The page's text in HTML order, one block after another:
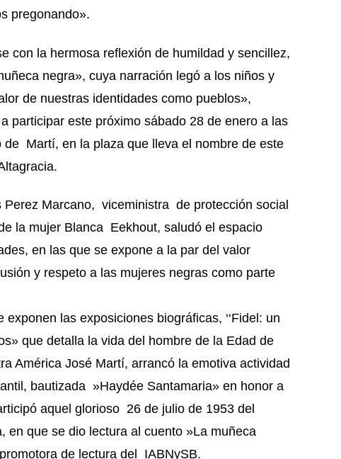
pregonando».
con la hermosa reflexión de humildad y sencillez,
negra», cuya narración legó a los niños y
de nuestras identidades como pueblos»,
participar este próximo sábado 28 de enero a las
Martí, en la plaza que lleva el nombre de este
Marcano, viceministra de protección social
la mujer Blanca Eekhout, saludó el espacio
en las que se expone a la par del valor
y respeto a las mujeres negras como parte
las exposiciones biográficas, ‘‘Fidel: un
que detalla la vida del hombre de la Edad de
América José Martí, arrancó la emotiva actividad
bautizada »Haydée Santamaria» en honor a
aquel glorioso 26 de julio de 1953 del
en que se dio lectura al cuento »La muñeca
de lectura del IABNySB.